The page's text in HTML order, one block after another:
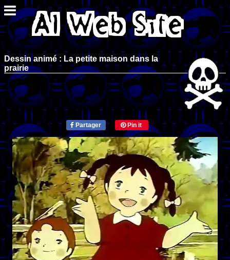
Dessin animé : La petite maison dans la
prairie
Partager Pin it